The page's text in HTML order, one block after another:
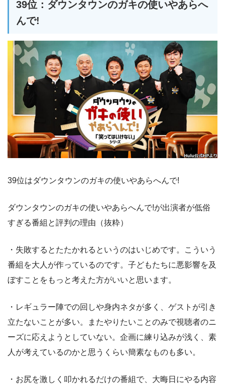
39位：ダウンタウンのガキの使いやあらへ
んで!
39位はダウンタウンのガキの使いやあらへんで!
ダウンタウンのガキの使いやあらへんで!が出演者が低俗
すぎる番組と評判の理由（抜粋）
・失敗するとたたかれるというのはいじめです。こういう
番組を大人が作っているのです。子どもたちに悪影響を及
ぼすことをもっと考えた方がいいと思います。
・レギュラー陣での回しや身内ネタが多く、ゲストが引き
立たないことが多い。またやりたいことのみで視聴者のニ
ーズに応えようとしていない。企画に練り込みが浅く、素
人が考えているのかと思うくらい簡素なものも多い。
・お尻を激しく叩かれるだけの番組で、大晦日にやる内容